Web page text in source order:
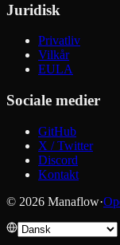
Juridisk
Privatliv
Vilkår
EULA
Sociale medier
GitHub
X / Twitter
Discord
Kontakt
© 2026 Manaflow·